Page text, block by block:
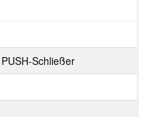
Schließer